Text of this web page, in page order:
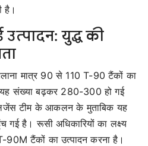
है।
उत्पादन: युद्ध की
मात्र 90 से 110 T-90 टैंकों का
संख्या बढ़कर 280-300 हो गई
टीम के आकलन के मुताबिक यह
गई है। रूसी अधिकारियों का लक्ष्य
टैंकों का उत्पादन करना है।